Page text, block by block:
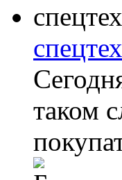
таком